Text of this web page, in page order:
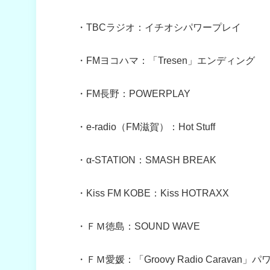
・TBCラジオ：イチオシパワープレイ
・ FMヨコハマ：「Tresen」エンディング
・FM長野：POWERPLAY
・e-radio（FM滋賀）：Hot Stuff
・α-STATION：SMASH BREAK
・Kiss FM KOBE：Kiss HOTRAXX
・ＦＭ徳島：SOUND WAVE
・ＦＭ愛媛：「Groovy Radio Caravan」パ